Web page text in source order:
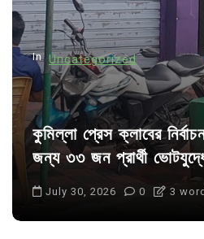
o
n
In Uncategorized
কুমিল্লা প্রেস ক্লাবের
জন্য ৩৩ জন প্রার্থী
July 30, 2026 0 3